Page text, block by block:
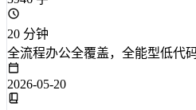
20 分钟
全流程办公全覆盖，全能型低代
2026-05-20